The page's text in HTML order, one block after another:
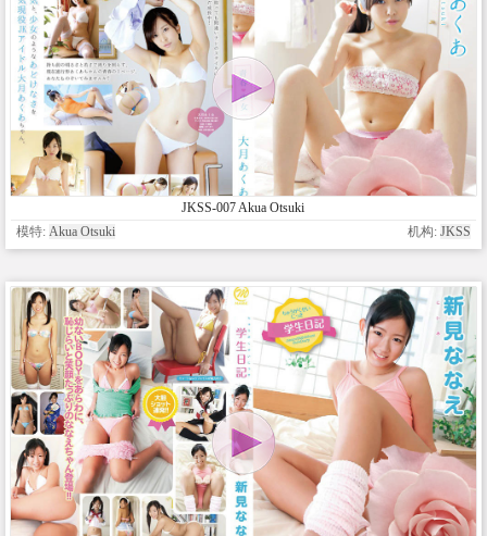
JKSS-007 Akua Otsuki
模特: Akua Otsuki 机构: JKSS